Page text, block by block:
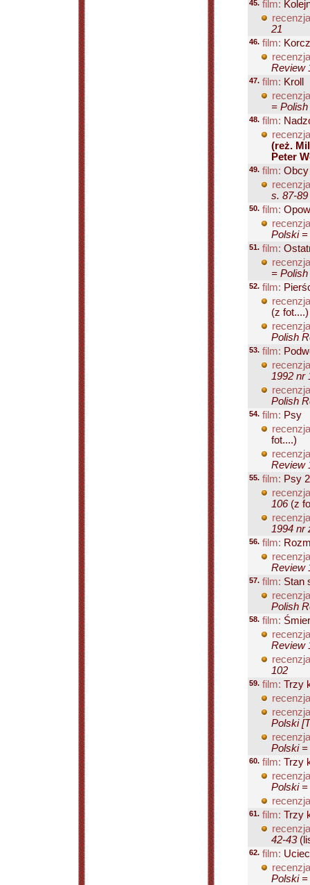
45. film:
21
46. film:
Review
47. film: Kroll
=
48. film:
(reż.
Peter
49. film: Obcy
s. 87-89
50. film:
Polski =
51. film:
=
52. film:
(z fot....)
Polish
53. film:
1992 nr
Polish
54. film: Psy
fot....)
Review
55. film: Psy
106(z
1994 nr
56. film:
Review
57. film: Stan
Polish
58. film:
Review
102
59. film: Trzy
Polski
Polski =
60. film: Trzy
Polski =
61. film: Trzy
42-43
62. film:
Polski =